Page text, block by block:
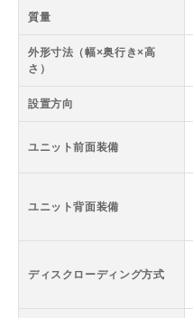
質量
外形寸法（幅×奥行き×高
さ）
設置方向
ユニット前面装備
ユニット背面装備
ディスクローディング方式